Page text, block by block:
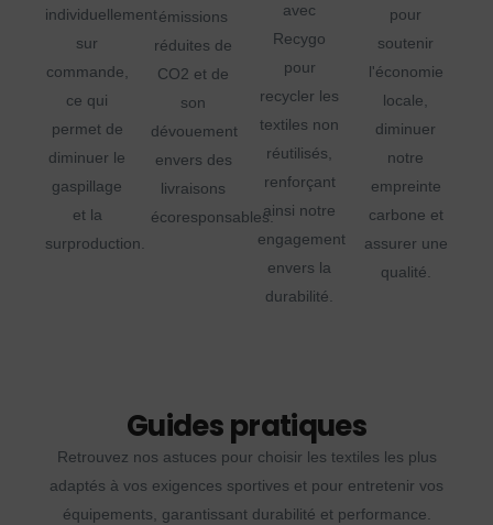
individuellement
sur
commande,
ce qui
permet de
diminuer le
gaspillage
et la
surproduction.
émissions
réduites de
CO2 et de
son
dévouement
envers des
livraisons
écoresponsables.
avec
Recygo
pour
recycler les
textiles non
réutilisés,
renforçant
ainsi notre
engagement
envers la
durabilité.
pour
soutenir
l'économie
locale,
diminuer
notre
empreinte
carbone et
assurer une
qualité.
Guides pratiques
Retrouvez nos astuces pour choisir les textiles les plus
adaptés à vos exigences sportives et pour entretenir vos
équipements, garantissant durabilité et performance.